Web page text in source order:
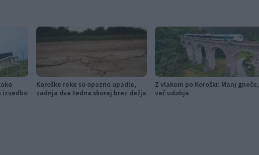
Koroške reke so opazno upadle,
zadnja dva tedna skoraj brez dežja
Z vlakom po Koroški: Manj gneče,
več udobja